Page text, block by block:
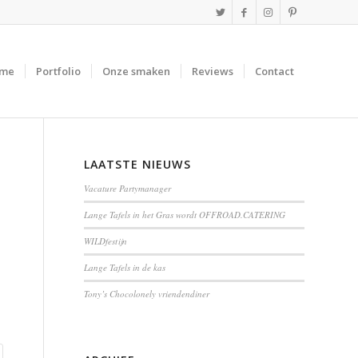
Portfolio Onze smaken Reviews Contact
LAATSTE NIEUWS
Vacature Partymanager
Lange Tafels in het Gras wordt OFFROAD.CATERING
WILDfestijn
Lange Tafels in de kas
Tony’s Chocolonely vriendendiner